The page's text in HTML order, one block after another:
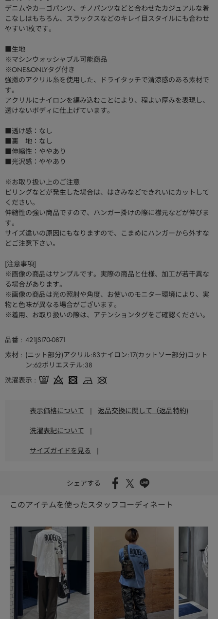
デニムやカーゴパンツ、チノパンツなどと合わせたカジュアルな着
こなしはもちろん、スラックスなどのキレイ目スタイルにも合わせ
やすい1枚です。
■生地
※マシンウォッシャブル可能商品
※ONE&ONLYタグ付き
強撚のアクリル糸を使用した、ドライタッチで清涼感のある素材で
す。
アクリルにナイロンを編み込むことにより、程よい厚みを表現し、
透けないボディに仕上げています。
■透け感：なし
■裏 地：なし
■伸縮性：ややあり
■光沢感：ややあり
※お取り扱い上のご注意
ピリングなどが発生した場合は、はさみなどできれいにカットして
ください。
伸縮性の強い商品ですので、ハンガー掛けの際に襟元などが伸びま
す。
サイズ違いの原因にもなりますので、こまめにハンガーから外すな
どご注意下さい。
[注意事項]
※画像の商品はサンプルです。実際の商品と仕様、加工が若干異な
る場合があります。
※画像の商品は光の照射や角度、お使いのモニター環境により、実
物と色味が異なる場合がございます。
※着用、お取り扱いの際は、アテンションタグをご確認ください。
品番
421JSI70-0871
素材
(ニット部分)アクリル:83ナイロン:17(カットソー部分)コット
ン:62ポリエステル:38
洗濯表示
表示価格について | 返品交換に関して（返品特約)
洗濯表記について |
サイズガイドを見る |
シェアする
このアイテムを使ったスタッフコーディネート